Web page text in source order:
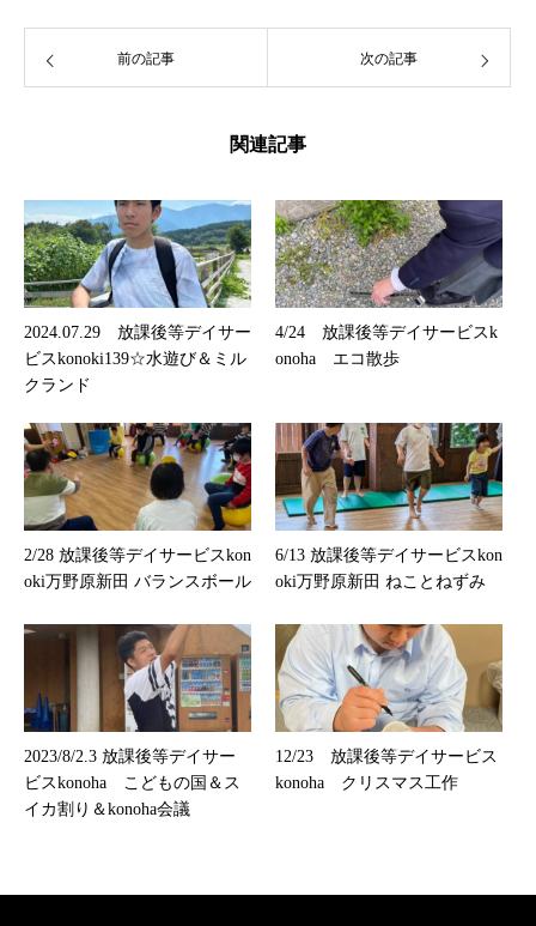
前の記事 次の記事
関連記事
2024.07.29 放課後等デイサー
ビスkonoki139☆水遊び＆ミル
クランド
4/24 放課後等デイサービスk
onoha エコ散歩
2/28 放課後等デイサービスkon
oki万野原新田 バランスボール
6/13 放課後等デイサービスkon
oki万野原新田 ねことねずみ
2023/8/2.3 放課後等デイサー
ビスkonoha こどもの国＆ス
イカ割り＆konoha会議
12/23 放課後等デイサービス
konoha クリスマス工作